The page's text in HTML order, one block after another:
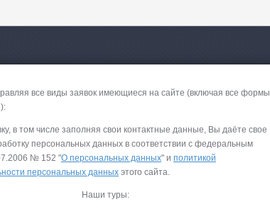
все виды заявок имеющиеся на сайте (включая все формы
в том числе заполняя свои контактные данные, Вы даёте свое
персональных данных в соответствии с федеральным
№ 152 "О персональных данных" и политикой
персональных данных этого сайта.
Наши туры: